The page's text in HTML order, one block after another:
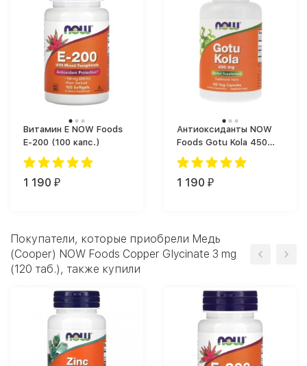
Витамин Е NOW Foods
E-200 (100 капс.)
1 190 ₽
Антиоксиданты NOW
Foods Gotu Kola 450
(100 капс.)
1 190 ₽
Покупатели, которые приобрели Медь
(Cooper) NOW Foods Copper Glycinate 3 mg
(120 таб.), также купили